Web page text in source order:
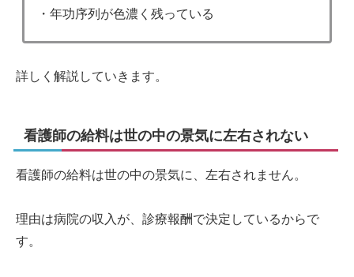
・年功序列が色濃く残っている
詳しく解説していきます。
看護師の給料は世の中の景気に左右されない
看護師の給料は世の中の景気に、左右されません。
理由は病院の収入が、診療報酬で決定しているからで
す。